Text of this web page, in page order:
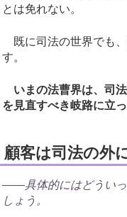
とは免れない。
既に司法の世界でも
す。
いまの法曹界は、司
を見直すべき岐路に立
顧客は司法の外
――具体的にはどういっ
しょう。